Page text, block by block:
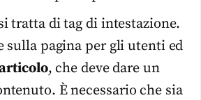
tratta di tag di intestazione.
sulla pagina per gli utenti ed
, che deve dare un
È necessario che sia